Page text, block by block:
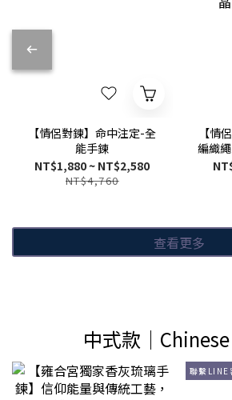
【情侶對鍊】命中注定-全
能手鍊
NT$1,880 ~ NT$2,580
NT$4,760
【情
編織
查看更多
中式款
聯繫LINE